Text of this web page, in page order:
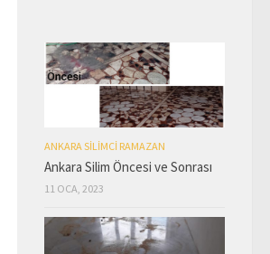
ANKARA SILIMCI RAMAZAN
Ankara Silim Öncesi ve Sonrası
11 OCA, 2023